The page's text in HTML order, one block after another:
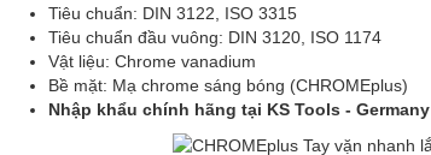
Tiêu chuẩn: DIN 3122, ISO 3315
Tiêu chuẩn đầu vuông: DIN 3120, ISO 1174
Vật liệu: Chrome vanadium
Bề mặt: Mạ chrome sáng bóng (CHROMEplus)
Nhập khẩu chính hãng tại KS Tools - Germany